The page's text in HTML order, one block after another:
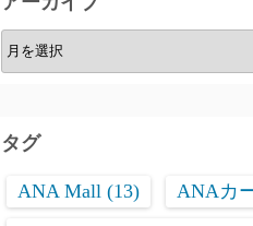
ア
ー
ブ
タグ
ANA Mall (13) ANAカ